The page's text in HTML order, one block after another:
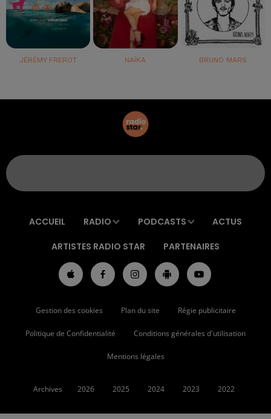
JÉRÉMY FREROT NAÏKA BRUNO MARS
ACCUEIL RADIO PODCASTS ACTUS
ARTISTES RADIO STAR PARTENAIRES
Gestion des cookies Plan du site Régie publicitaire
Politique de Confidentialité Conditions générales d'utilisation
Mentions légales
Archives 2026 2025 2024 2023 2022